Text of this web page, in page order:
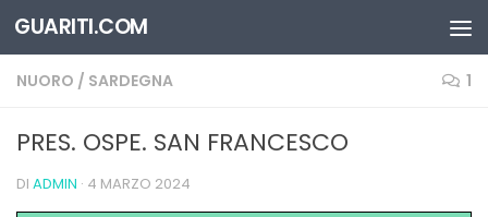
Salta al contenuto
GUARITI.COM
NUORO / SARDEGNA 1
PRES. OSPE. SAN FRANCESCO
DI ADMIN · 4 MARZO 2024